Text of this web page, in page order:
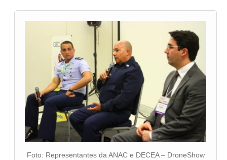
Foto: Representantes da ANAC e DECEA – DroneShow